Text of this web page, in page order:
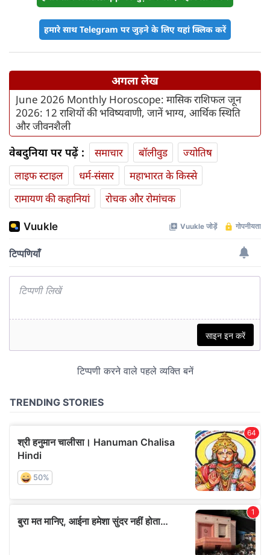
हमारे साथ Telegram पर जुड़ने के लिए यहां क्लिक करें
अगला लेख
June 2026 Monthly Horoscope: मासिक राशिफल जून
2026: 12 राशियों की भविष्यवाणी, जानें भाग्य, आर्थिक स्थिति
और जीवनशैली
वेबदुनिया पर पढ़ें : समाचार बॉलीवुड
ज्योतिष
लाइफ स्‍टाइल
धर्म-संसार
महाभारत के किस्से
रामायण की कहानियां
रोचक और रोमांचक